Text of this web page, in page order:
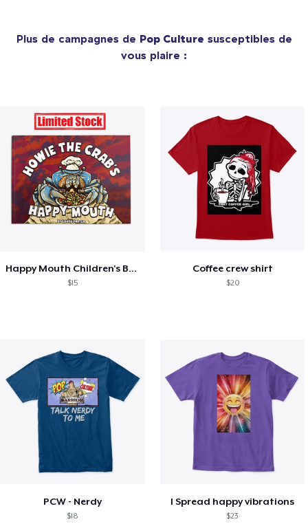
Plus de campagnes de Pop Culture susceptibles de
vous plaire :
Happy Mouth Children's Book
$15
Coffee crew shirt
$20
PCW - Nerdy
$18
I Spread happy vibrations
$23